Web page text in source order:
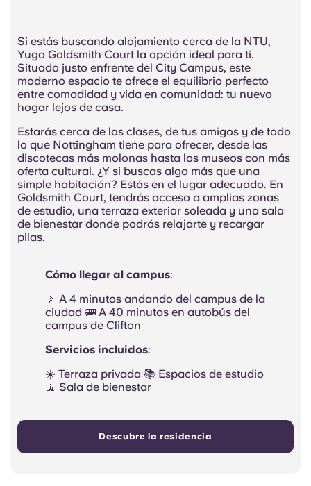
Si estás buscando alojamiento cerca de la NTU,
Yugo Goldsmith Court la opción ideal para ti.
Situado justo enfrente del City Campus, este
moderno espacio te ofrece el equilibrio perfecto
entre comodidad y vida en comunidad: tu nuevo
hogar lejos de casa.
Estarás cerca de las clases, de tus amigos y de todo
lo que Nottingham tiene para ofrecer, desde las
discotecas más molonas hasta los museos con más
oferta cultural. ¿Y si buscas algo más que una
simple habitación? Estás en el lugar adecuado. En
Goldsmith Court, tendrás acceso a amplias zonas
de estudio, una terraza exterior soleada y una sala
de bienestar donde podrás relajarte y recargar
pilas.
Cómo llegar al campus:
🚶 A 4 minutos andando del campus de la
ciudad 🚌 A 40 minutos en autobús del
campus de Clifton
Servicios incluidos:
☀️ Terraza privada 📚 Espacios de estudio
🧘 Sala de bienestar
Descubre la residencia